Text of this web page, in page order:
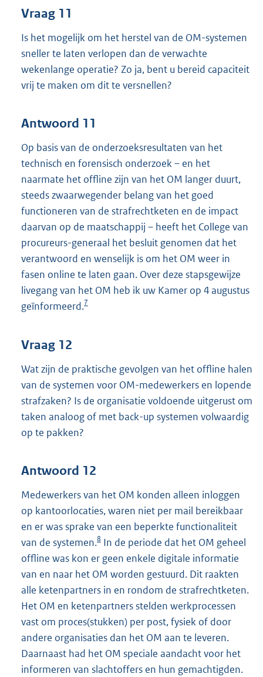
Vraag 11
Is het mogelijk om het herstel van de OM-systemen
sneller te laten verlopen dan de verwachte
wekenlange operatie? Zo ja, bent u bereid capaciteit
vrij te maken om dit te versnellen?
Antwoord 11
Op basis van de onderzoeksresultaten van het
technisch en forensisch onderzoek – en het
naarmate het offline zijn van het OM langer duurt,
steeds zwaarwegender belang van het goed
functioneren van de strafrechtketen en de impact
daarvan op de maatschappij – heeft het College van
procureurs-generaal het besluit genomen dat het
verantwoord en wenselijk is om het OM weer in
fasen online te laten gaan. Over deze stapsgewijze
livegang van het OM heb ik uw Kamer op 4 augustus
geïnformeerd.7
Vraag 12
Wat zijn de praktische gevolgen van het offline halen
van de systemen voor OM-medewerkers en lopende
strafzaken? Is de organisatie voldoende uitgerust om
taken analoog of met back-up systemen volwaardig
op te pakken?
Antwoord 12
Medewerkers van het OM konden alleen inloggen
op kantoorlocaties, waren niet per mail bereikbaar
en er was sprake van een beperkte functionaliteit
van de systemen.8 In de periode dat het OM geheel
offline was kon er geen enkele digitale informatie
van en naar het OM worden gestuurd. Dit raakten
alle ketenpartners in en rondom de strafrechtketen.
Het OM en ketenpartners stelden werkprocessen
vast om proces(stukken) per post, fysiek of door
andere organisaties dan het OM aan te leveren.
Daarnaast had het OM speciale aandacht voor het
informeren van slachtoffers en hun gemachtigden.